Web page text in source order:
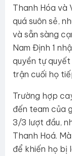
Thanh Hóa và
quá suôn sẻ,
và sẵn sàng
Nam Định 1
quyền tự
trận cuối họ
Trường hợp
đến team của
3/3 lượt đầu,
Thanh Hoá.
để khiến họ bị